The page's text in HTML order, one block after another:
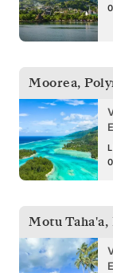
Moorea,
Motu Taha'a,